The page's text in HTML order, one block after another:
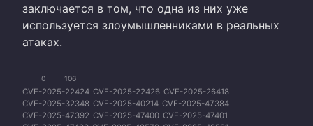
заключается в том, что одна из них уже
используется злоумышленниками в реальных
атаках.
0 106
CVE-2025-22424 CVE-2025-22426 CVE-2025-26418
CVE-2025-32348 CVE-2025-40214 CVE-2025-47384
CVE-2025-47392 CVE-2025-47400 CVE-2025-47401